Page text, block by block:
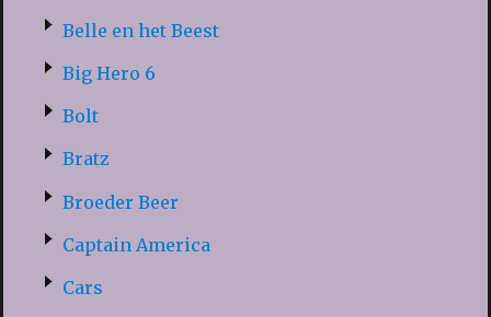
Belle en het Beest
Big Hero 6
Bolt
Bratz
Broeder Beer
Captain America
Cars